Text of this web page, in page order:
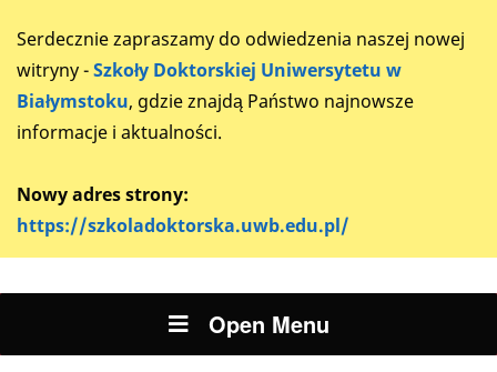
Serdecznie zapraszamy do odwiedzenia naszej nowej
witryny -Szkoły Doktorskiej Uniwersytetu w
Białymstoku, gdzie znajdą Państwo najnowsze
informacje i aktualności.
Nowy adres strony:
https://szkoladoktorska.uwb.edu.pl/
Open Menu